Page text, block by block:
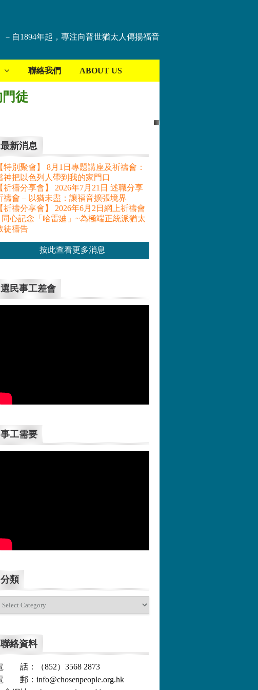
－自1894年起，專注向普世猶太人傳揚福音
聯絡我們 ABOUT US
徒
最新消息
【特別聚會】 8月1日專題講座及祈禱會：
神把以色列人帶到我的家門口
【祈禱分享會】 2026年7月21日 述職分享
禱會 – 以猶未盡：讓福音擴張境界
【祈禱分享會】 2026年6月2日網上祈禱會
同心記念「哈雷廸」~為極端正統派猶太
徒禱告
按此查看更多消息
選民事工差會
事工需要
分類
聯絡資料
話：（852）3568 2873
郵：info@chosenpeople.org.hk